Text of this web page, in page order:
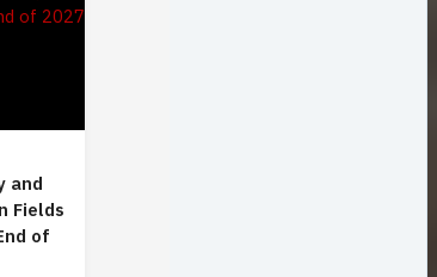
and
Fields
of